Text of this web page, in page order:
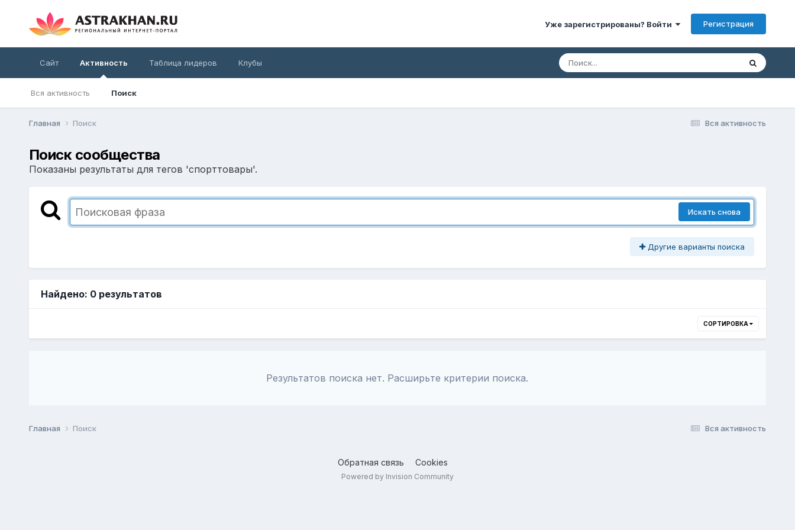
Уже зарегистрированы? Войти Регистрация
Сайт Активность
Вся активность Поиск
Таблица лидеров Клубы
Вся активность
Главная Поиск
Поиск сообщества
Показаны результаты для тегов 'спорттовары'.
Искать снова
Другие варианты поиска
Найдено: 0 результатов
СОРТИРОВКА
Результатов поиска нет. Расширьте критерии поиска.
Вся активность
Главная Поиск
Обратная связь Cookies
Powered by Invision Community